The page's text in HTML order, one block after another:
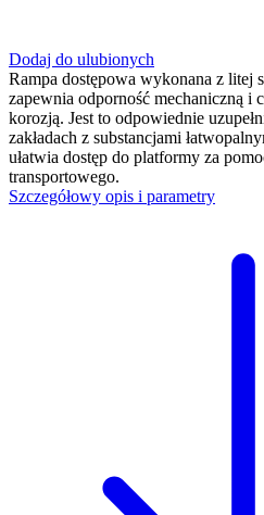
Dodaj do ulubionych
Rampa dostępowa wykonana z litej
zapewnia odporność mechaniczną i
korozją. Jest to odpowiednie
zakładach z substancjami
ułatwia dostęp do platformy za
transportowego.
Szczegółowy opis i parametry